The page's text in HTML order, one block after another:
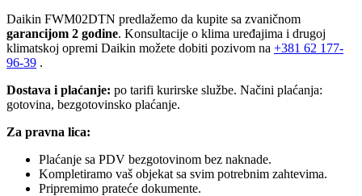
Daikin FWM02DTN predlažemo da kupite sa zvaničnom
garancijom 2 godine. Konsultacije o klima uređajima i drugoj
klimatskoj opremi Daikin možete dobiti pozivom na +381 62 177-
96-39 .
Dostava i plaćanje: po tarifi kurirske službe. Načini plaćanja:
gotovina, bezgotovinsko plaćanje.
Za pravna lica:
Plaćanje sa PDV bezgotovinom bez naknade.
Kompletiramo vaš objekat sa svim potrebnim zahtevima.
Pripremimo prateće dokumente.